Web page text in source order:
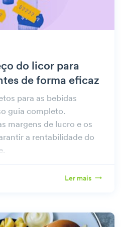
do licor para
de forma eficaz
para as bebidas
guia completo.
margens de lucro e os
a rentabilidade do
Ler mais